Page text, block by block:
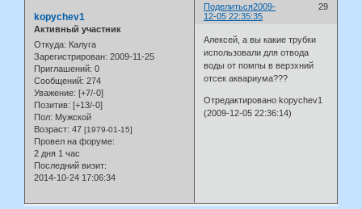
Поделиться 29
2009-
12-05 22:35:35
kopychev1
Активный участник
Откуда: Калуга
Зарегистрирован: 2009-11-25
Приглашений: 0
Сообщений: 274
Уважение: [+7/-0]
Позитив: [+13/-0]
Пол: Мужской
Возраст: 47 [1979-01-15]
Провел на форуме:
2 дня 1 час
Последний визит:
2014-10-24 17:06:34
Алексей, а вы какие трубки
использовали для отвода
воды от помпы в верзхний
отсек аквариума???
Отредактировано kopychev1
(2009-12-05 22:36:14)